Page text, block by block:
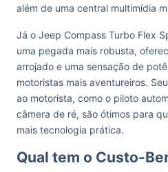
além de uma central multimídia
Já o Jeep Compass Turbo Flex
uma pegada mais robusta,
arrojado e uma sensação de
motoristas mais aventureiros.
ao motorista, como o piloto
câmera de ré, são ótimos para
mais tecnologia prática.
Qual tem o Custo-